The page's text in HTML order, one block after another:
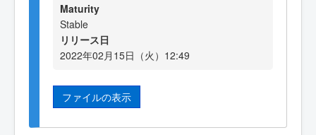
Maturity
Stable
リリース日
2022年02月15日（火）12:49
ファイルの表示